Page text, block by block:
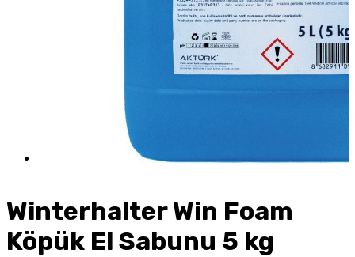
Winterhalter Win Foam
Köpük El Sabunu 5 kg